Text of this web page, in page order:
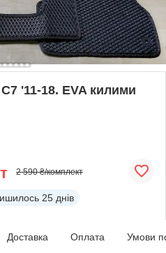
'11-18. EVA килими
2 590 ₴/комплект
25 днів
Доставка Оплата Умови